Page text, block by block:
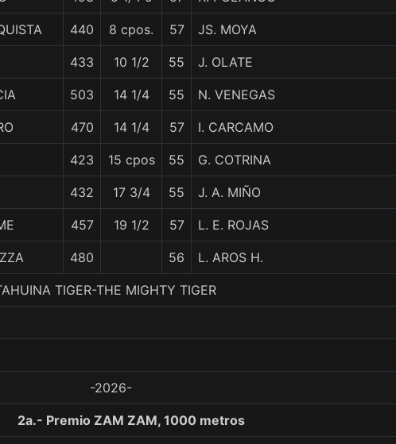
440 8 cpos. 57 JS. MOYA
433 10 1/2 55 J. OLATE
503 14 1/4 55 N. VENEGAS
470 14 1/4 57 I. CARCAMO
423 15 cpos 55 G. COTRINA
432 17 3/4 55 J. A. MIÑO
457 19 1/2 57 L. E. ROJAS
480 56 L. AROS H.
TIGER-THE MIGHTY TIGER
-2026-
2a.- Premio ZAM ZAM, 1000 metros